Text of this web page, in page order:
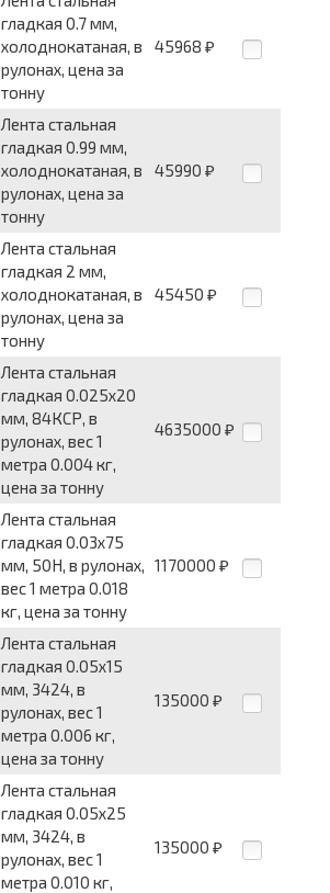
гладкая 0.7 мм,
холоднокатаная, в
рулонах, цена за
тонну
45968 ₽
Лента стальная
гладкая 0.99 мм,
холоднокатаная, в
рулонах, цена за
тонну
45990 ₽
Лента стальная
гладкая 2 мм,
холоднокатаная, в
рулонах, цена за
тонну
45450 ₽
Лента стальная
гладкая 0.025x20
мм, 84КСР, в
рулонах, вес 1
метра 0.004 кг,
цена за тонну
4635000 ₽
Лента стальная
гладкая 0.03x75
мм, 50Н, в рулонах,
вес 1 метра 0.018
кг, цена за тонну
1170000 ₽
Лента стальная
гладкая 0.05x15
мм, 3424, в
рулонах, вес 1
метра 0.006 кг,
цена за тонну
135000 ₽
Лента стальная
гладкая 0.05x25
мм, 3424, в
рулонах, вес 1
метра 0.010 кг,
135000 ₽